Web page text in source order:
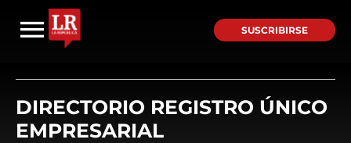
SUSCRIBIRSE
DIRECTORIO REGISTRO ÚNICO
EMPRESARIAL